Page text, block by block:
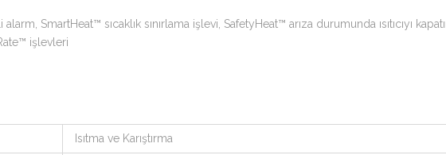
SmartHeat™ sıcaklık sınırlama işlevi, SafetyHeat™ arıza durumunda ısıtıcıyı
işlevleri
Isıtma ve Karıştırma